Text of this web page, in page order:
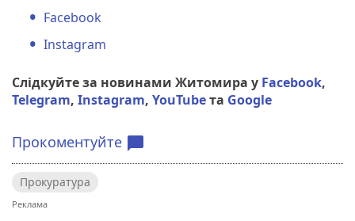
Facebook
Instagram
Слідкуйте за новинами Житомира у Facebook,
Telegram, Instagram, YouTubeта Google
Прокоментуйте chat_bubble
Прокуратура